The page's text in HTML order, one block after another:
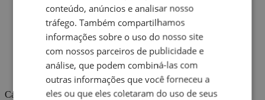
Concerto com a Orquestra Juvenil
Encontro com Pedro Chagas Freitas
Categorias
conteúdo, anúncios e analisar nosso
tráfego. Também compartilhamos
informações sobre o uso do nosso site
com nossos parceiros de publicidade e
análise, que podem combiná-las com
outras informações que você forneceu a
eles ou que eles coletaram do uso de seus